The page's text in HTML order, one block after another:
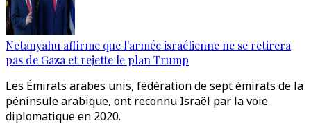
Netanyahu affirme que l'armée israélienne ne se retirera
pas de Gaza et rejette le plan Trump
Les Émirats arabes unis, fédération de sept émirats de la
péninsule arabique, ont reconnu Israël par la voie
diplomatique en 2020.